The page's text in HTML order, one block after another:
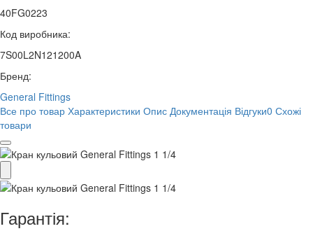
40FG0223
Код виробника:
7S00L2N121200A
Бренд:
General Fittings
Все про товар Характеристики Опис Документація Відгуки0 Схожі
товари
Гарантія: